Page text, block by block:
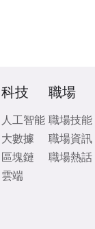
科技
人工智能
大數據
區塊鏈
雲端
職場
職場技能
職場資訊
職場熱話